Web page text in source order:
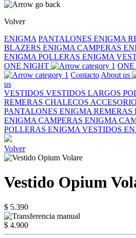
Volver
ENIGMA PANTALONES ENIGMA
BLAZERS ENIGMA CAMPERAS
ENIGMA POLLERAS ENIGMA
ONE NIGHT
Contacto About us
us
VESTIDOS VESTIDOS LARGOS
REMERAS CHALECOS
PANTALONES ENIGMA REMERAS
ENIGMA CAMPERAS ENIGMA
POLLERAS ENIGMA VESTIDOS
Volver
Vestido Opium
$ 5.390
$ 4.900